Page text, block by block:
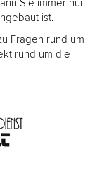
Sie immer nur
ist.
Fragen rund um
rund um die